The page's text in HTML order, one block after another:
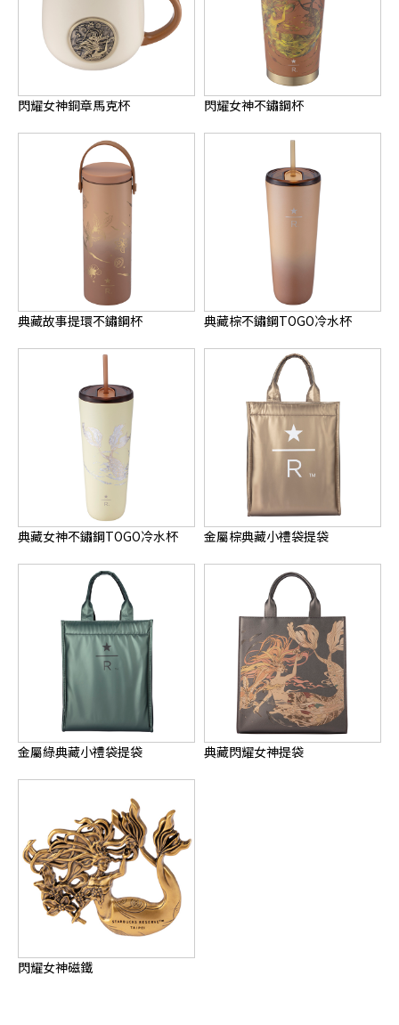
閃耀女神銅章馬克杯 閃耀女神不鏽鋼杯
典藏故事提環不鏽鋼杯 典藏棕不鏽鋼TOGO冷水杯
典藏女神不鏽鋼TOGO冷水杯 金屬棕典藏小禮袋提袋
金屬綠典藏小禮袋提袋 典藏閃耀女神提袋
閃耀女神磁鐵